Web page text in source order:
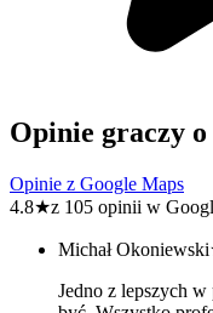
Opinie graczy
Opinie z Google Maps
4.8★z 105 opinii w
Michał Okoniewski
Jedno z lepszych